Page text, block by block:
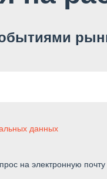
данных
на электронную